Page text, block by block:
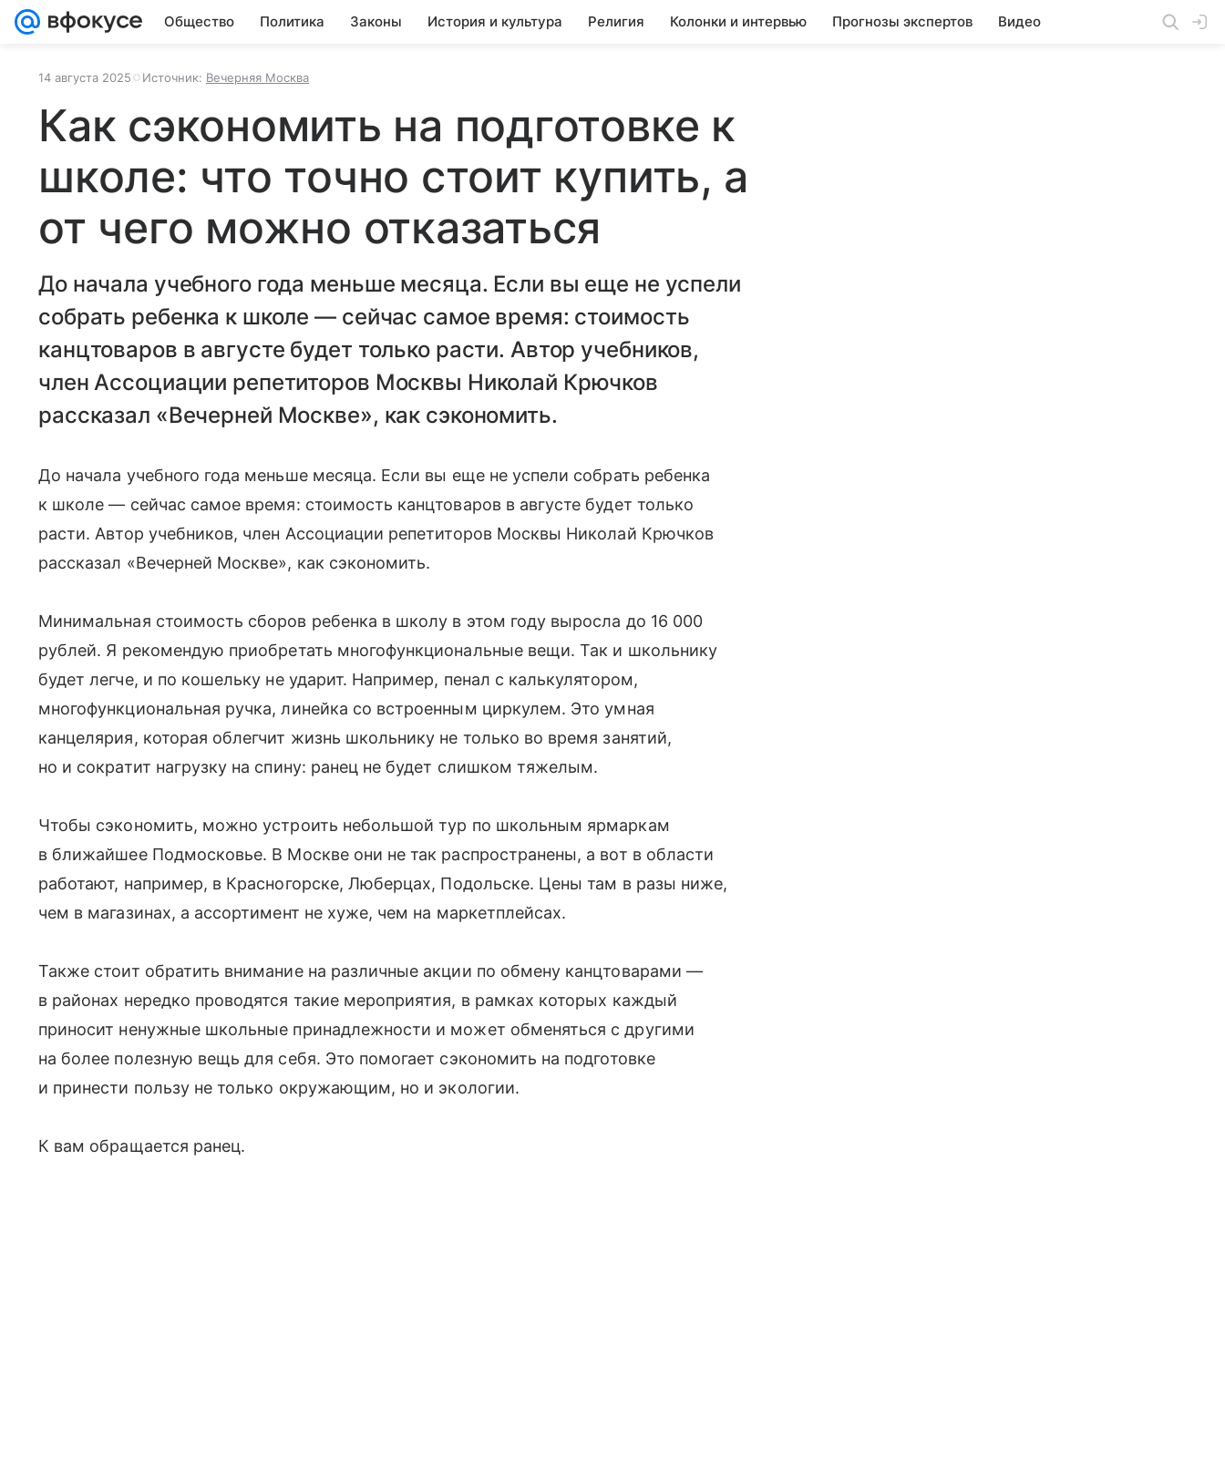
Общество Политика Законы История и культура Религия Колонки и интервью Прогнозы экспертов Видео
14 августа 2025 Источник: Вечерняя Москва
Как сэкономить на подготовке к
школе: что точно стоит купить, а
от чего можно отказаться
До начала учебного года меньше месяца. Если вы еще не успели
собрать ребенка к школе — сейчас самое время: стоимость
канцтоваров в августе будет только расти. Автор учебников,
член Ассоциации репетиторов Москвы Николай Крючков
рассказал «Вечерней Москве», как сэкономить.
До начала учебного года меньше месяца. Если вы еще не успели собрать ребенка
к школе — сейчас самое время: стоимость канцтоваров в августе будет только
расти. Автор учебников, член Ассоциации репетиторов Москвы Николай Крючков
рассказал «Вечерней Москве», как сэкономить.
Минимальная стоимость сборов ребенка в школу в этом году выросла до 16 000
рублей. Я рекомендую приобретать многофункциональные вещи. Так и школьнику
будет легче, и по кошельку не ударит. Например, пенал с калькулятором,
многофункциональная ручка, линейка со встроенным циркулем. Это умная
канцелярия, которая облегчит жизнь школьнику не только во время занятий,
но и сократит нагрузку на спину: ранец не будет слишком тяжелым.
Чтобы сэкономить, можно устроить небольшой тур по школьным ярмаркам
в ближайшее Подмосковье. В Москве они не так распространены, а вот в области
работают, например, в Красногорске, Люберцах, Подольске. Цены там в разы ниже,
чем в магазинах, а ассортимент не хуже, чем на маркетплейсах.
Также стоит обратить внимание на различные акции по обмену канцтоварами —
в районах нередко проводятся такие мероприятия, в рамках которых каждый
приносит ненужные школьные принадлежности и может обменяться с другими
на более полезную вещь для себя. Это помогает сэкономить на подготовке
и принести пользу не только окружающим, но и экологии.
К вам обращается ранец.